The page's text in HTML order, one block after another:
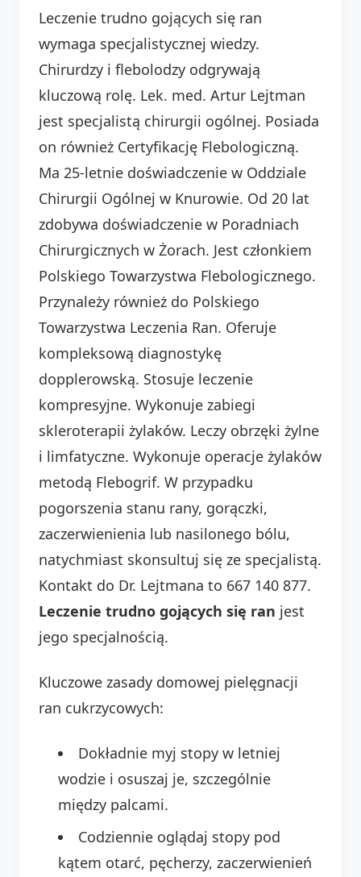
Leczenie trudno gojących się ran
wymaga specjalistycznej wiedzy.
Chirurdzy i flebolodzy odgrywają
kluczową rolę. Lek. med. Artur Lejtman
jest specjalistą chirurgii ogólnej. Posiada
on również Certyfikację Flebologiczną.
Ma 25-letnie doświadczenie w Oddziale
Chirurgii Ogólnej w Knurowie. Od 20 lat
zdobywa doświadczenie w Poradniach
Chirurgicznych w Żorach. Jest członkiem
Polskiego Towarzystwa Flebologicznego.
Przynależy również do Polskiego
Towarzystwa Leczenia Ran. Oferuje
kompleksową diagnostykę
dopplerowską. Stosuje leczenie
kompresyjne. Wykonuje zabiegi
skleroterapii żylaków. Leczy obrzęki żylne
i limfatyczne. Wykonuje operacje żylaków
metodą Flebogrif. W przypadku
pogorszenia stanu rany, gorączki,
zaczerwienienia lub nasilonego bólu,
natychmiast skonsultuj się ze specjalistą.
Kontakt do Dr. Lejtmana to 667 140 877.
Leczenie trudno gojących się ran jest
jego specjalnością.
Kluczowe zasady domowej pielęgnacji
ran cukrzycowych:
Dokładnie myj stopy w letniej
wodzie i osuszaj je, szczególnie
między palcami.
Codziennie oglądaj stopy pod
kątem otarć, pęcherzy, zaczerwienień